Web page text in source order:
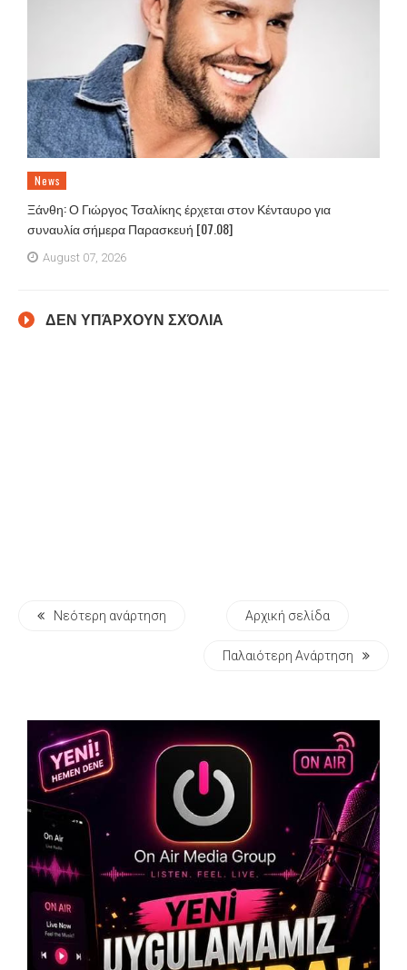
News
Ξάνθη: Ο Γιώργος Τσαλίκης έρχεται στον Κένταυρο για
συναυλία σήμερα Παρασκευή [07.08]
August 07, 2026
ΔΕΝ ΥΠΆΡΧΟΥΝ ΣΧΌΛΙΑ
Νεότερη ανάρτηση Αρχική σελίδα
Παλαιότερη Ανάρτηση